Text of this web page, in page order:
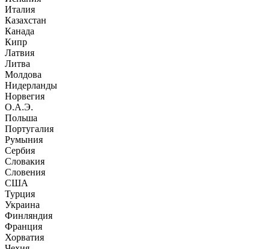
Италия
Казахстан
Канада
Кипр
Латвия
Литва
Молдова
Нидерланды
Норвегия
О.А.Э.
Польша
Португалия
Румыния
Сербия
Словакия
Словения
США
Турция
Украина
Финляндия
Франция
Хорватия